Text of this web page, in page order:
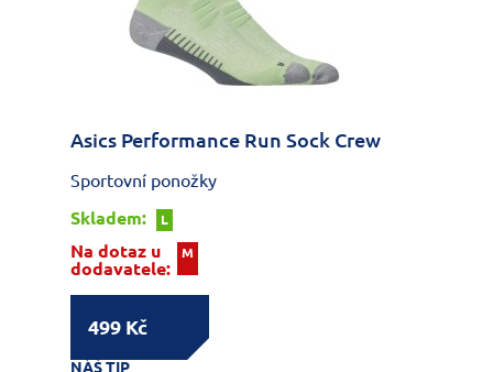
Asics Performance Run Sock Crew
Sportovní ponožky
Skladem:
L
Na dotaz u
dodavatele:
M
499 Kč
NÁŠ TIP